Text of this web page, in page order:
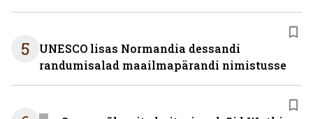
5
UNESCO lisas Normandia dessandi
randumisalad maailmapärandi nimistusse